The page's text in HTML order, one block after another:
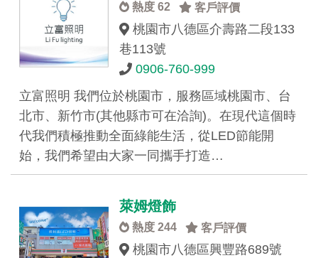
熱度 62 客戶評價
桃園市八德區介壽路二段133
巷113號
0906-760-999
立富照明 我們位於桃園市，​服務區域桃園市、台
北市、新竹市(其他縣市可在洽詢)。​ 在現代這個時
代我們積極推動全面綠能生活，從LED節能開
始，我們希望由大家一同攜手打造…
萊姆燈飾
熱度 244 客戶評價
桃園市八德區興豐路689號